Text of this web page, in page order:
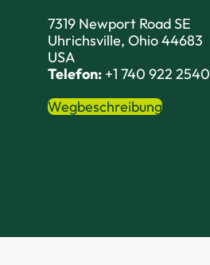
7319 Newport Road SE
Uhrichsville, Ohio 44683
USA
Telefon: +1 740 922 2540
Wegbeschreibung